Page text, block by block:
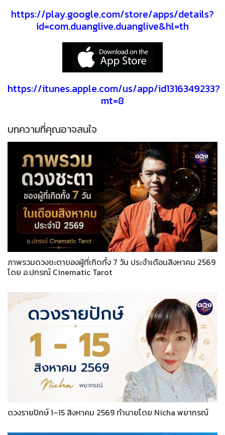
https://play.google.com/store/apps/details?
id=com.duanglive.duanglive&hl=th
https://itunes.apple.com/us/app/id1316349233?
mt=8
บทความที่คุณอาจสนใจ
ภาพรวมดวงชะตาของผู้ที่เกิดทั้ง 7 วัน ประจำเดือนสิงหาคม 2569
โดย อ.ปกรณ์ Cinematic Tarot
ดวงรายปักษ์ 1–15 สิงหาคม 2569 ทำนายโดย Nicha พยากรณ์